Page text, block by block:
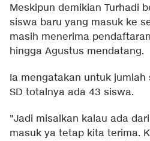
Meskipun demikian Turhadi
siswa baru yang masuk ke
masih menerima
hingga Agustus mendatang.
Ia mengatakan untuk jumlah
SD totalnya ada 43 siswa.
"Jadi misalkan kalau ada
masuk ya tetap kita terima.